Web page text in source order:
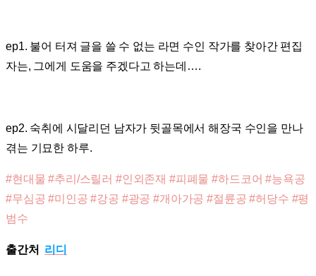
ep1. 불어 터져 글을 쓸 수 없는 라면 수인 작가를 찾아간 편집
자는, 그에게 도움을 주겠다고 하는데….
ep2. 숙취에 시달리던 남자가 뒷골목에서 해장국 수인을 만나
겪는 기묘한 하루.
#현대물 #추리/스릴러 #인외존재 #피폐물 #하드코어 #능욕공
#무심공 #미인공 #강공 #광공 #개아가공 #절륜공 #허당수 #평
범수
출간처 리디